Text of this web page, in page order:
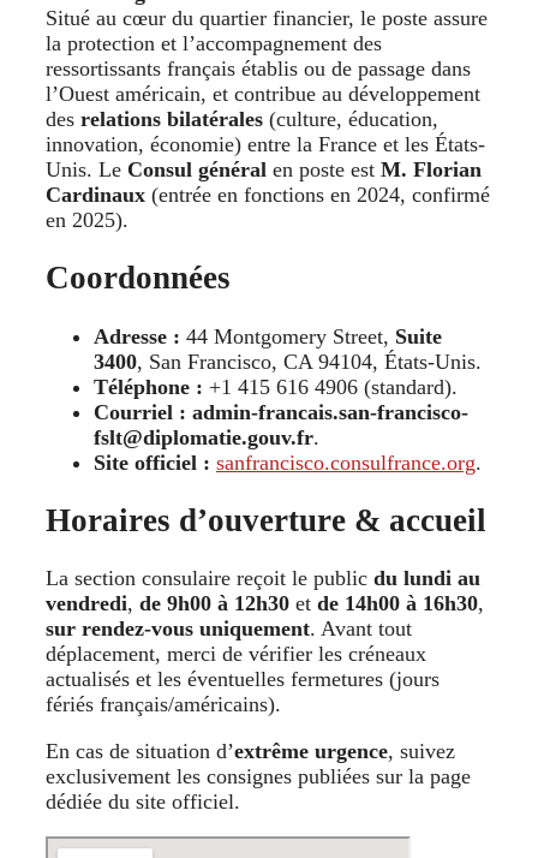
Situé au cœur du quartier financier, le poste assure
la protection et l’accompagnement des
ressortissants français établis ou de passage dans
l’Ouest américain, et contribue au développement
des relations bilatérales (culture, éducation,
innovation, économie) entre la France et les États-
Unis. Le Consul général en poste est M. Florian
Cardinaux (entrée en fonctions en 2024, confirmé
en 2025).
Coordonnées
Adresse : 44 Montgomery Street, Suite
3400, San Francisco, CA 94104, États-Unis.
Téléphone : +1 415 616 4906 (standard).
Courriel : admin-francais.san-francisco-
fslt@diplomatie.gouv.fr.
Site officiel : sanfrancisco.consulfrance.org.
Horaires d’ouverture & accueil
La section consulaire reçoit le public du lundi au
vendredi, de 9h00 à 12h30 et de 14h00 à 16h30,
sur rendez-vous uniquement. Avant tout
déplacement, merci de vérifier les créneaux
actualisés et les éventuelles fermetures (jours
fériés français/américains).
En cas de situation d’extrême urgence, suivez
exclusivement les consignes publiées sur la page
dédiée du site officiel.